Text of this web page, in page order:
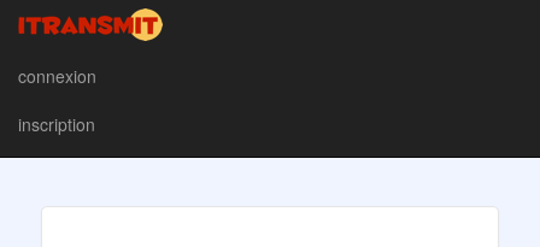
connexion
inscription